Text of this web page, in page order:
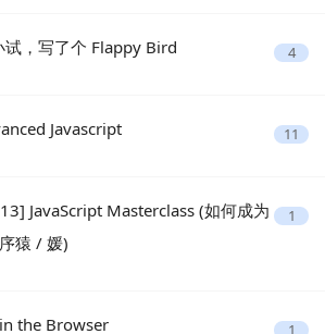
试，写了个 Flappy Bird 4
Javascript 11
JavaScript Masterclass (如何成为
猿 / 媛)
1
the Browser 1